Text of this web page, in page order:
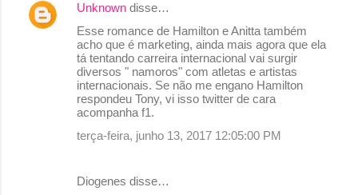
C
Unknown disse…
Esse romance de Hamilton e Anitta também
acho que é marketing, ainda mais agora que ela
tá tentando carreira internacional vai surgir
diversos " namoros" com atletas e artistas
internacionais. Se não me engano Hamilton
respondeu Tony, vi isso twitter de cara
acompanha f1.
terça-feira, junho 13, 2017 12:05:00 PM
Diogenes disse…